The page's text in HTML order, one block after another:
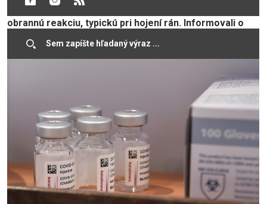
očkovacia látka podľa nich spúšťa u niektorých ľudí
obrannú reakciu, typickú pri hojení rán. Informovali o
tom týždenník Focus a stanica NDR.